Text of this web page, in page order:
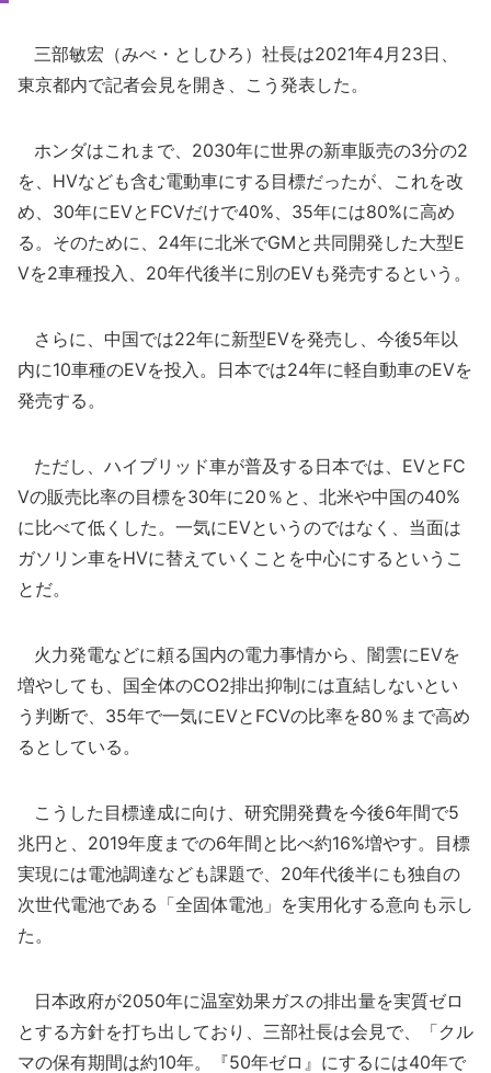
三部敏宏（みべ・としひろ）社長は2021年4月23日、
東京都内で記者会見を開き、こう発表した。
ホンダはこれまで、2030年に世界の新車販売の3分の2
を、HVなども含む電動車にする目標だったが、これを改
め、30年にEVとFCVだけで40%、35年には80%に高め
る。そのために、24年に北米でGMと共同開発した大型E
Vを2車種投入、20年代後半に別のEVも発売するという。
さらに、中国では22年に新型EVを発売し、今後5年以
内に10車種のEVを投入。日本では24年に軽自動車のEVを
発売する。
ただし、ハイブリッド車が普及する日本では、EVとFC
Vの販売比率の目標を30年に20％と、北米や中国の40%
に比べて低くした。一気にEVというのではなく、当面は
ガソリン車をHVに替えていくことを中心にするというこ
とだ。
火力発電などに頼る国内の電力事情から、闇雲にEVを
増やしても、国全体のCO2排出抑制には直結しないとい
う判断で、35年で一気にEVとFCVの比率を80％まで高め
るとしている。
こうした目標達成に向け、研究開発費を今後6年間で5
兆円と、2019年度までの6年間と比べ約16%増やす。目標
実現には電池調達なども課題で、20年代後半にも独自の
次世代電池である「全固体電池」を実用化する意向も示し
た。
日本政府が2050年に温室効果ガスの排出量を実質ゼロ
とする方針を打ち出しており、三部社長は会見で、「クル
マの保有期間は約10年。『50年ゼロ』にするには40年で